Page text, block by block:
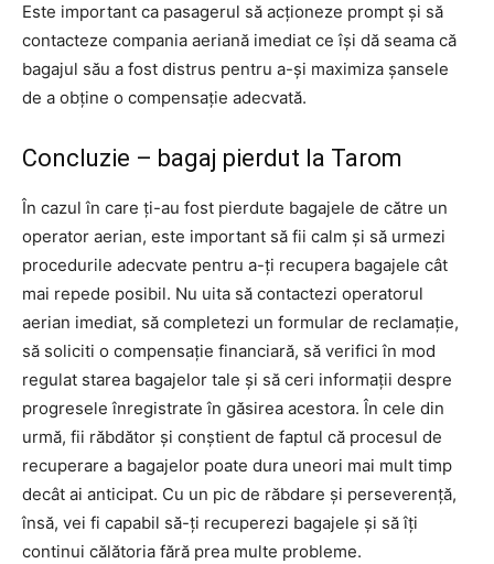
Este important ca pasagerul să acționeze prompt și să
contacteze compania aeriană imediat ce își dă seama că
bagajul său a fost distrus pentru a-și maximiza șansele
de a obține o compensație adecvată.
Concluzie – bagaj pierdut la Tarom
În cazul în care ți-au fost pierdute bagajele de către un
operator aerian, este important să fii calm și să urmezi
procedurile adecvate pentru a-ți recupera bagajele cât
mai repede posibil. Nu uita să contactezi operatorul
aerian imediat, să completezi un formular de reclamație,
să soliciti o compensație financiară, să verifici în mod
regulat starea bagajelor tale și să ceri informații despre
progresele înregistrate în găsirea acestora. În cele din
urmă, fii răbdător și conștient de faptul că procesul de
recuperare a bagajelor poate dura uneori mai mult timp
decât ai anticipat. Cu un pic de răbdare și perseverență,
însă, vei fi capabil să-ți recuperezi bagajele și să îți
continui călătoria fără prea multe probleme.